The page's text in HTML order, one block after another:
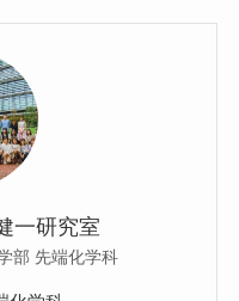
一研究室
部 先端化学科